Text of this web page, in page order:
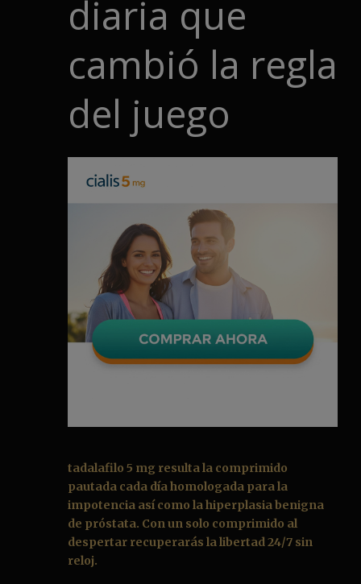
diaria que
cambió la regla
del juego
tadalafilo 5 mg resulta la comprimido
pautada cada día homologada para la
impotencia así como la hiperplasia benigna
de próstata. Con un solo comprimido al
despertar recuperarás la libertad 24/7 sin
reloj.